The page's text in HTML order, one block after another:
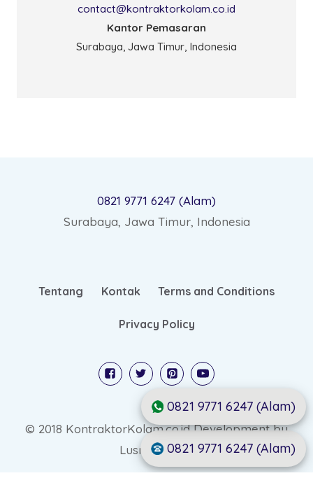
contact@kontraktorkolam.co.id
Kantor Pemasaran
Surabaya, Jawa Timur, Indonesia
0821 9771 6247 (Alam)
Surabaya, Jawa Timur, Indonesia
0821 9771 6247 (Alam)
0821 9771 6247 (Alam)
Tentang Kontak Terms and Conditions
Privacy Policy
© 2018 KontraktorKolam.co.id Development by
Lusmo Digital